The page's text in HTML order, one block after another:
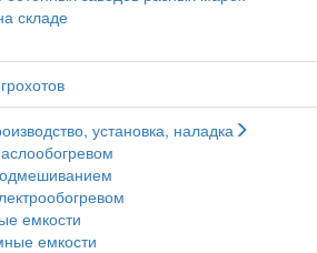
складе
установка, наладка
емкости
емкости